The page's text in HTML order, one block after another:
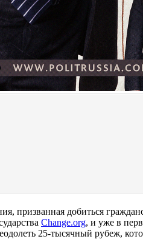
призванная добиться
Сhange.org, и уже в
25-тысячный рубеж,